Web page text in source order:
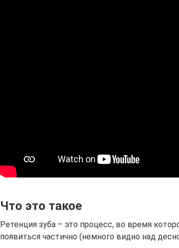
Что это такое
Ретенция зуба – это процесс, во время
появиться частично (немного видно над